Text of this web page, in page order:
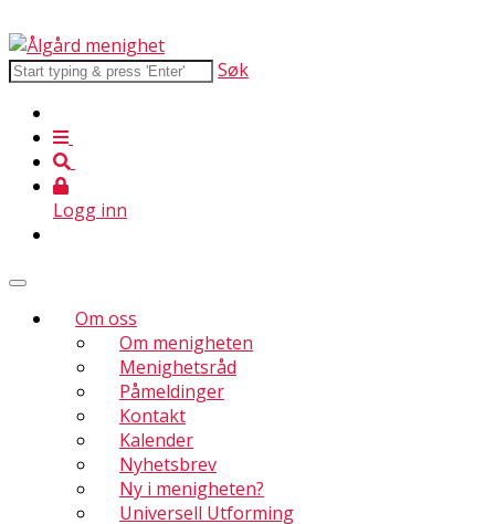
Søk
Logg inn
Om oss
Om menigheten
Menighetsråd
Påmeldinger
Kontakt
Kalender
Nyhetsbrev
Ny i menigheten?
Universell Utforming